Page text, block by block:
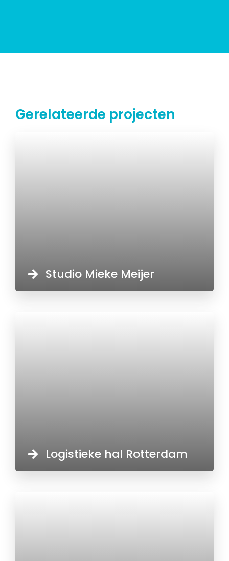
Gerelateerde projecten
Studio Mieke Meijer
Logistieke hal Rotterdam